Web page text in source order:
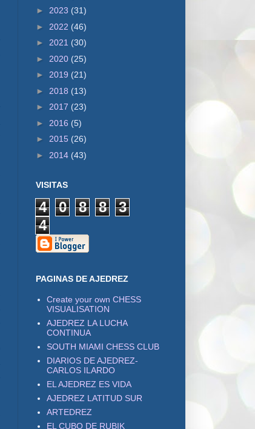
► 2023 (31)
► 2022 (46)
► 2021 (30)
► 2020 (25)
► 2019 (21)
► 2018 (13)
► 2017 (23)
► 2016 (5)
► 2015 (26)
► 2014 (43)
VISITAS
4 0 8 8
3
4
PAGINAS DE AJEDREZ
Create your own CHESS
VISUALISATION
AJEDREZ LA LUCHA
CONTINUA
SOUTH MIAMI CHESS CLUB
DIARIOS DE AJEDREZ-
CARLOS ILARDO
EL AJEDREZ ES VIDA
AJEDREZ LATITUD SUR
ARTEDREZ
EL CUBO DE RUBIK